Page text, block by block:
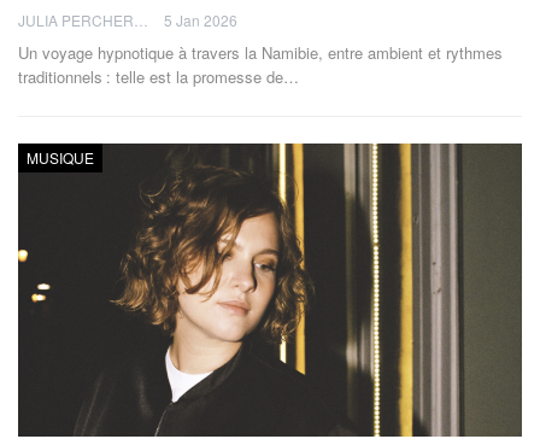
5 Jan 2026
Un voyage hypnotique à travers la Namibie, entre ambient et rythmes
traditionnels : telle est la promesse de…
MUSIQUE